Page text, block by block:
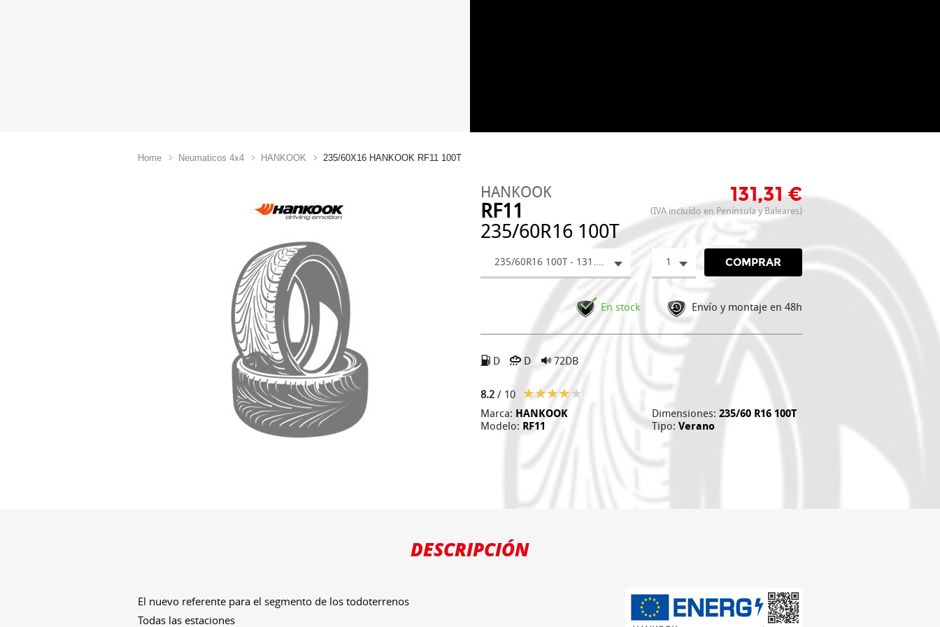
Home Neumaticos 4x4 HANKOOK 235/60X16 HANKOOK RF11 100T
HANKOOK
RF11
235/60R16 100T
131,31 €
(IVA incluído en Península y Baleares)
235/60R16 100T - 131.31 € 1 COMPRAR
En stock Envío y montaje en 48h
D D 72DB
8.2 / 10
Marca: HANKOOK
Modelo: RF11
Dimensiones: 235/60 R16 100T
Tipo: Verano
DESCRIPCIÓN
El nuevo referente para el segmento de los todoterrenos
Todas las estaciones